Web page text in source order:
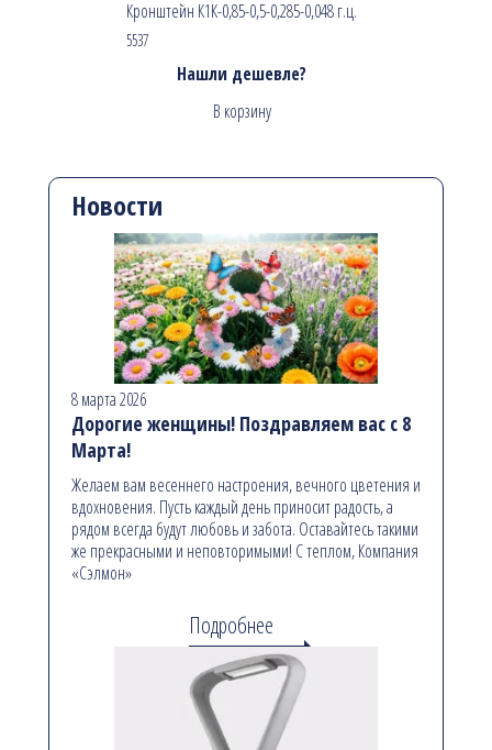
Кронштейн К1К-0,85-0,5-0,285-0,048 г.ц.
5537
Нашли дешевле?
В корзину
Новости
8 марта 2026
Дорогие женщины! Поздравляем вас с 8
Марта!
Желаем вам весеннего настроения, вечного цветения и
вдохновения. Пусть каждый день приносит радость, а
рядом всегда будут любовь и забота. Оставайтесь такими
же прекрасными и неповторимыми! С теплом, Компания
«Сэлмон»
Подробнее